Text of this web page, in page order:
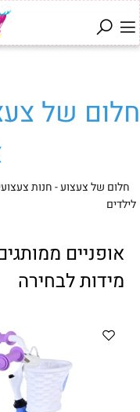
חלום של
חלום של צעצוע - חנות
לילדים
אופניים
מידות לבחירה